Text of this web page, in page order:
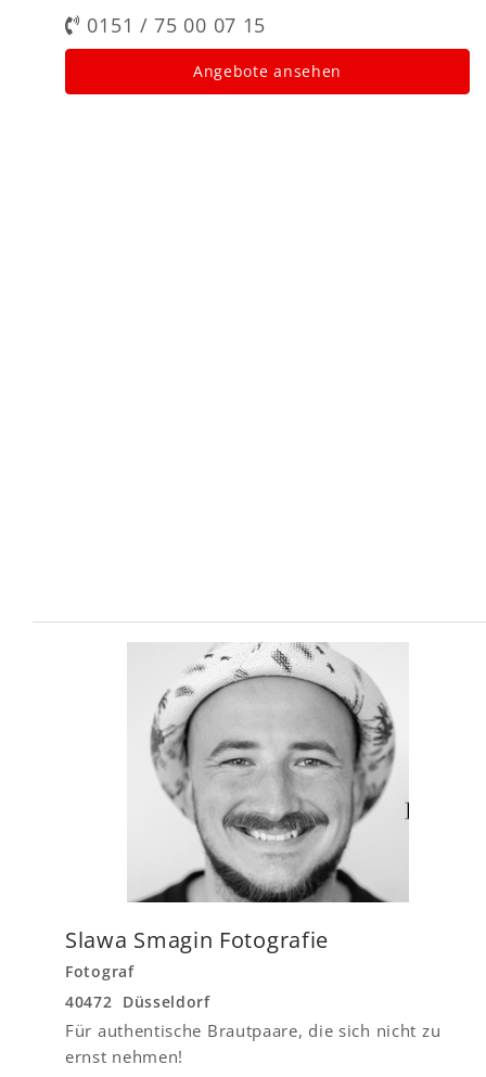
0151 / 75 00 07 15
Angebote ansehen
Slawa Smagin Fotografie
Fotograf
40472 Düsseldorf
Für authentische Brautpaare, die sich nicht zu
ernst nehmen!